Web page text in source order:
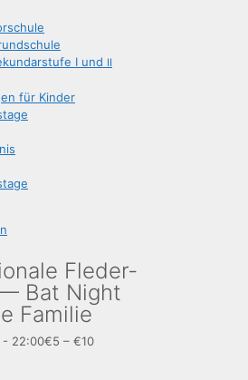
I und II
für Kinder
Fle­der­
Bat Night
Familie
- 22:00€5 – €10